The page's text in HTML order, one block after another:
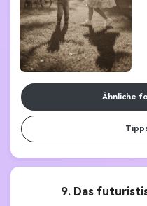
Ähnliche
9. Das